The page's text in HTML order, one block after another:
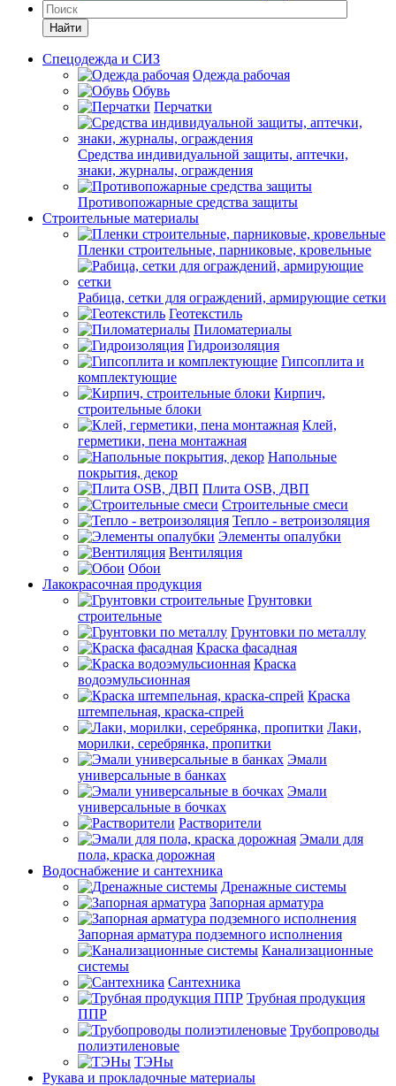
Найти
Спецодежда и СИЗ
Одежда рабочая
Обувь
Перчатки
Средства индивидуальной защиты, аптечки,
знаки, журналы, ограждения
Противопожарные средства защиты
Строительные материалы
Пленки строительные, парниковые, кровельные
Рабица, сетки для ограждений, армирующие сетки
Геотекстиль
Пиломатериалы
Гидроизоляция
Гипсоплита и
комплектующие
Кирпич,
строительные блоки
Клей,
герметики, пена монтажная
Напольные
покрытия, декор
Плита OSB, ДВП
Строительные смеси
Тепло - ветроизоляция
Элементы опалубки
Вентиляция
Обои
Лакокрасочная продукция
Грунтовки
строительные
Грунтовки по металлу
Краска фасадная
Краска
водоэмульсионная
Краска
штемпельная, краска-спрей
Лаки,
морилки, серебрянка, пропитки
Эмали
универсальные в банках
Эмали
универсальные в бочках
Растворители
Эмали для
пола, краска дорожная
Водоснабжение и сантехника
Дренажные системы
Запорная арматура
Запорная арматура подземного исполнения
Канализационные
системы
Сантехника
Трубная продукция
ППР
Трубопроводы
полиэтиленовые
ТЭНы
Рукава и прокладочные материалы